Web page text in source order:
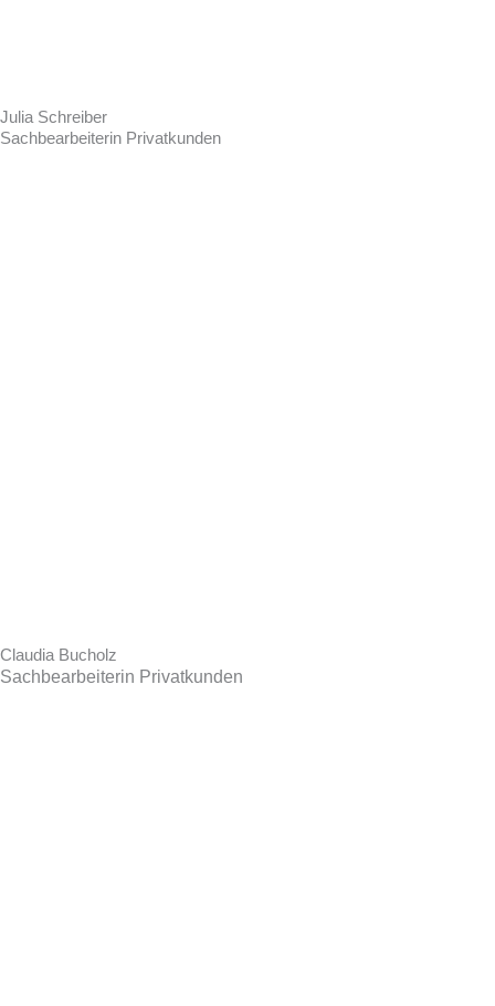
Julia Schreiber
Sachbearbeiterin Privatkunden
Claudia Bucholz
Sachbearbeiterin Privatkunden